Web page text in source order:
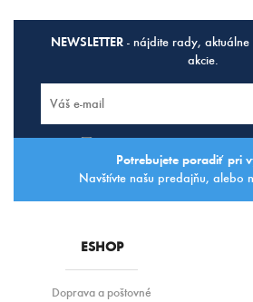
NEWSLETTER- nájdite rady, aktuálne
akcie.
Potrebujete poradiť pri
Navštívte našu predajňu, alebo
ESHOP
Doprava a poštovné